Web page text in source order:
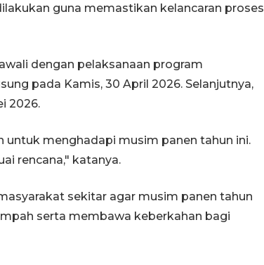
guna memastikan kelancaran proses
dengan pelaksanaan program
pada Kamis, 30 April 2026. Selanjutnya,
2026.
menghadapi musim panen tahun ini.
rencana," katanya.
sekitar agar musim panen tahun
serta membawa keberkahan bagi